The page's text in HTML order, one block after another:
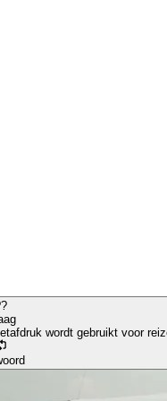
?
wordt gebruikt voor